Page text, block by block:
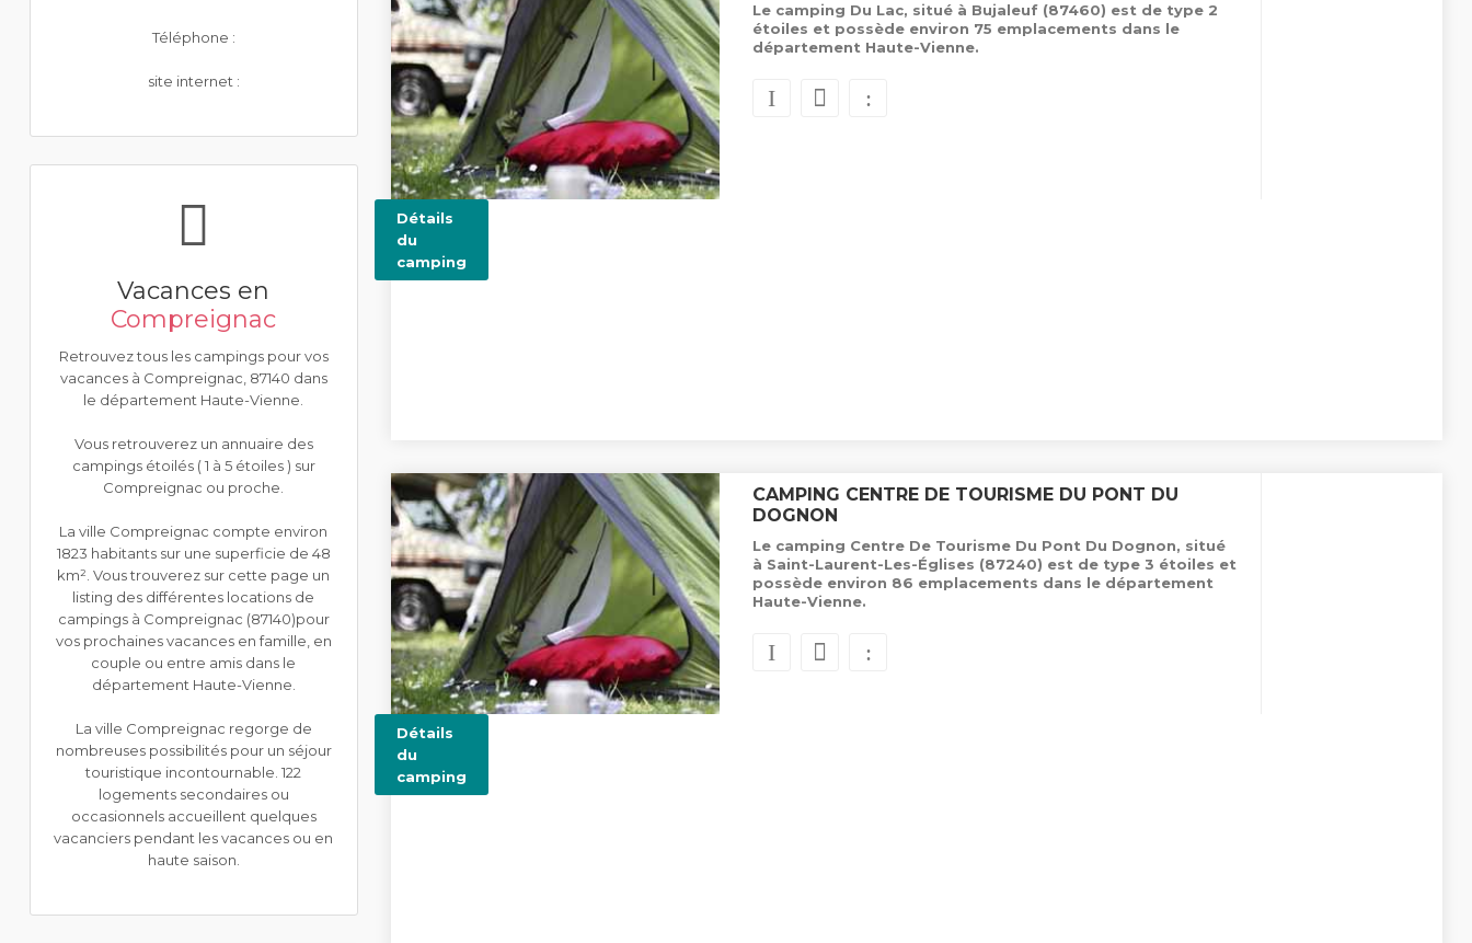
Téléphone :
site internet :
Vacances en
Compreignac
Retrouvez tous les campings pour vos
vacances à Compreignac, 87140 dans
le département Haute-Vienne.
Vous retrouverez un annuaire des
campings étoilés ( 1 à 5 étoiles ) sur
Compreignac ou proche.
La ville Compreignac compte environ
1823 habitants sur une superficie de 48
km². Vous trouverez sur cette page un
listing des différentes locations de
campings à Compreignac (87140)pour
vos prochaines vacances en famille, en
couple ou entre amis dans le
département Haute-Vienne.
La ville Compreignac regorge de
nombreuses possibilités pour un séjour
touristique incontournable. 122
logements secondaires ou
occasionnels accueillent quelques
vacanciers pendant les vacances ou en
haute saison.
Le camping Du Lac, situé à Bujaleuf (87460) est de type 2
étoiles et possède environ 75 emplacements dans le
département Haute-Vienne.
Détails
du
camping
CAMPING CENTRE DE TOURISME DU PONT DU
DOGNON
Le camping Centre De Tourisme Du Pont Du Dognon, situé
à Saint-Laurent-Les-Églises (87240) est de type 3 étoiles et
possède environ 86 emplacements dans le département
Haute-Vienne.
Détails
du
camping